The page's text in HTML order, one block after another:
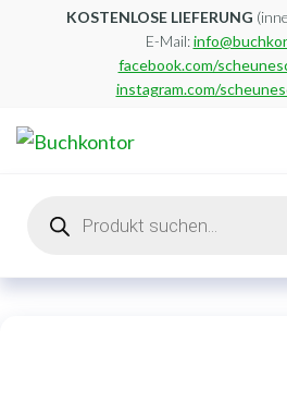
KOSTENLOSE LIEFERUNG
E-Mail:
facebook.com/
instagram.com/
search